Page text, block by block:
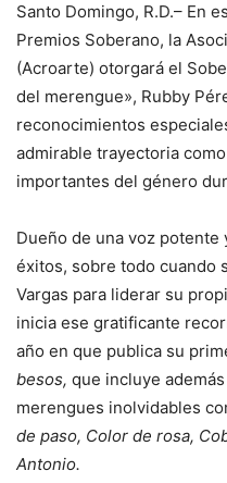
Santo Domingo, R.D.– En
Premios Soberano, la
(Acroarte) otorgará el
del merengue», Rubby
reconocimientos
admirable trayectoria
importantes del género
Dueño de una voz
éxitos, sobre todo cuando
Vargas para liderar su
inicia ese gratificante
año en que publica su
besos, que incluye
merengues inolvidables
de paso, Color de rosa,
Antonio.